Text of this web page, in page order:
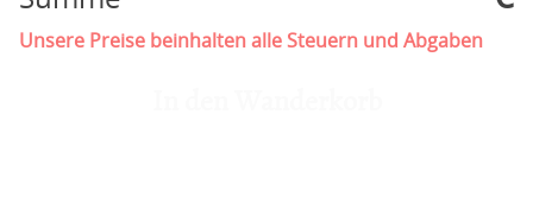
Unsere Preise beinhalten alle Steuern und Abgaben